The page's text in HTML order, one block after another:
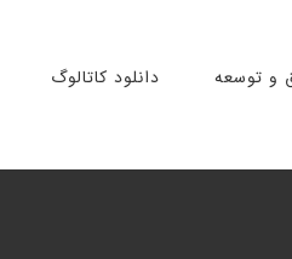
و توسعه دانلود کاتالوگ